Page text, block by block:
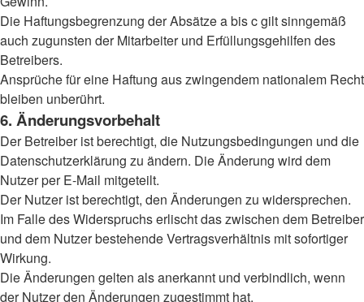
Die Haftungsbegrenzung der Absätze a bis c gilt sinngemäß
auch zugunsten der Mitarbeiter und Erfüllungsgehilfen des
Betreibers.
Ansprüche für eine Haftung aus zwingendem nationalem Recht
bleiben unberührt.
6. Änderungsvorbehalt
Der Betreiber ist berechtigt, die Nutzungsbedingungen und die
Datenschutzerklärung zu ändern. Die Änderung wird dem
Nutzer per E-Mail mitgeteilt.
Der Nutzer ist berechtigt, den Änderungen zu widersprechen.
Im Falle des Widerspruchs erlischt das zwischen dem Betreiber
und dem Nutzer bestehende Vertragsverhältnis mit sofortiger
Wirkung.
Die Änderungen gelten als anerkannt und verbindlich, wenn
der Nutzer den Änderungen zugestimmt hat.